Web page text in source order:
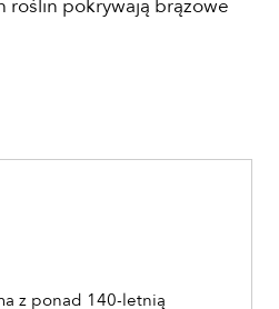
roślin pokrywają brązowe
z ponad 140-letnią